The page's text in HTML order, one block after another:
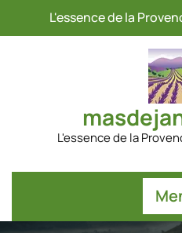
L'essence de la
L'essence de la